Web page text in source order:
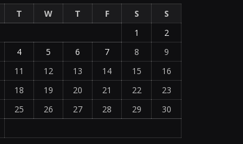
T W T F S
S
1
2
4 5 6 7 8
9
11 12 13 14 15
16
18 19 20 21 22
23
25 26 27 28 29
30